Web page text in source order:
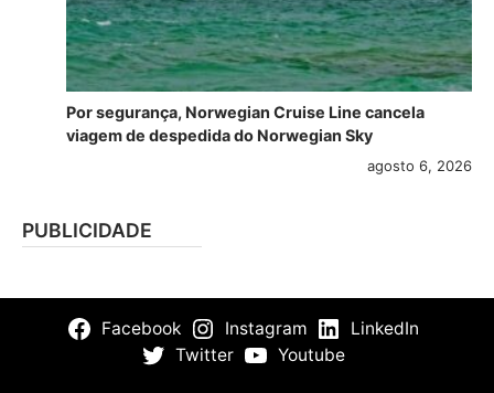
Por segurança, Norwegian Cruise Line cancela
viagem de despedida do Norwegian Sky
agosto 6, 2026
PUBLICIDADE
Facebook Instagram
LinkedIn
Twitter
Youtube